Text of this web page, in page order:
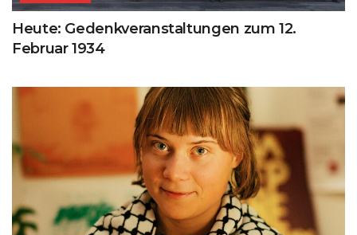
Heute: Gedenkveranstaltungen zum 12.
Februar 1934